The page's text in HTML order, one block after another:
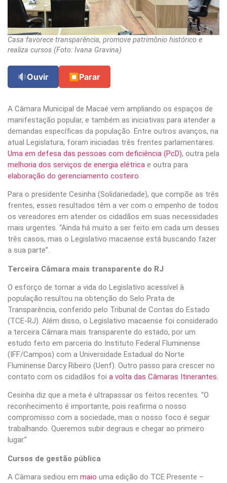
Casa favorece transparência, promove patrimônio histórico e
realiza cursos (Foto: Ivana Gravina)
Ouvir ⏹ Parar
A Câmara Municipal de Macaé vem ampliando os espaços de
manifestação popular, e também as iniciativas para atender a
demandas específicas da população. Entre outros avanços, na
atual Legislatura, foram iniciadas três frentes parlamentares.
Uma em defesa das pessoas com deficiência (PcD), outra pela
melhoria dos serviços de energia elétrica e outra para
elaboração do gerenciamento costeiro.
Para o presidente Cesinha (Solidariedade), que compõe as três
frentes, esses resultados têm a ver com o empenho de todos
os vereadores em atender os cidadãos em suas necessidades
mais urgentes. “Ainda há muito a ser feito em cada um desses
três casos, mas o Legislativo macaense está buscando fazer
a sua parte”.
Terceira Câmara mais transparente do RJ
O esforço de tornar a vida do Legislativo acessível à
população resultou na obtenção do Selo Prata de
Transparência, conferido pelo Tribunal de Contas do Estado
(TCE-RJ). Além disso, o Legislativo macaense foi considerado
a terceira Câmara mais transparente do estado, por um
estudo feito em parceria do Instituto Federal Fluminense
(IFF/Campos) com a Universidade Estadual do Norte
Fluminense Darcy Ribeiro (Uenf). Outro passo para crescer no
contato com os cidadãos foi a volta das Câmaras Itinerantes.
Cesinha diz que a meta é ultrapassar os feitos recentes. “O
reconhecimento é importante, pois reafirma o nosso
compromisso com a sociedade, mas o nosso foco é seguir
trabalhando. Queremos subir degraus e chegar ao primeiro
lugar.”
Cursos de gestão pública
A Câmara sediou em maio uma edição do TCE Presente –